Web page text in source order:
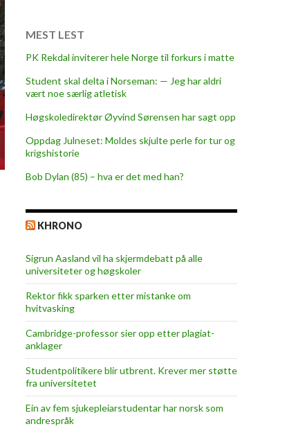
MEST LEST
PK Rekdal inviterer hele Norge til forkurs i matte
Student skal delta i Norseman: — Jeg har aldri
vært noe særlig atletisk
Høgskoledirektør Øyvind Sørensen har sagt opp
Oppdag Julneset: Moldes skjulte perle for tur og
krigshistorie
Bob Dylan (85) – hva er det med han?
KHRONO
Sigrun Aasland vil ha skjerm­debatt på alle
universiteter og høgskoler
Rektor fikk sparken etter mistanke om
hvitvasking
Cambridge-professor sier opp etter plagiat-
anklager
Studentpolitikere blir utbrent. Krever mer støtte
fra universitetet
Ein av fem sjukepleiar­studentar har norsk som
andrespråk